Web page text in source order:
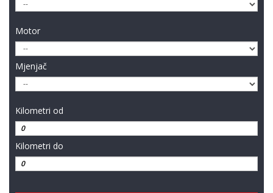
Motor
Mjenjač
Kilometri od
Kilometri do